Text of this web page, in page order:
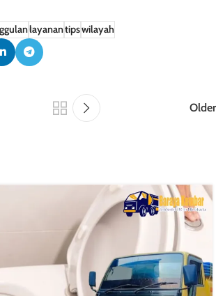
layanantipswilayah
Older